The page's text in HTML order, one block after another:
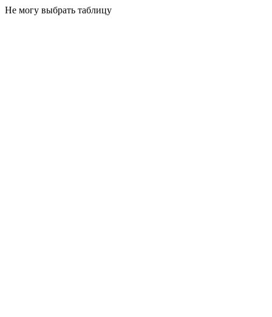
Не могу выбрать таблицу